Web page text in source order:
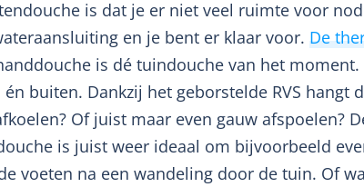
is dat je er niet veel ruimte voor
en je bent er klaar voor. De
is dé tuindouche van het
buiten. Dankzij het geborstelde RVS hangt
Of juist maar even gauw afspoelen?
is juist weer ideaal om bijvoorbeeld
voeten na een wandeling door de tuin. Of